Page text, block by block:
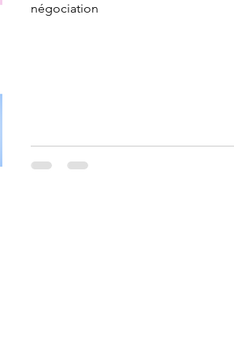
négociation